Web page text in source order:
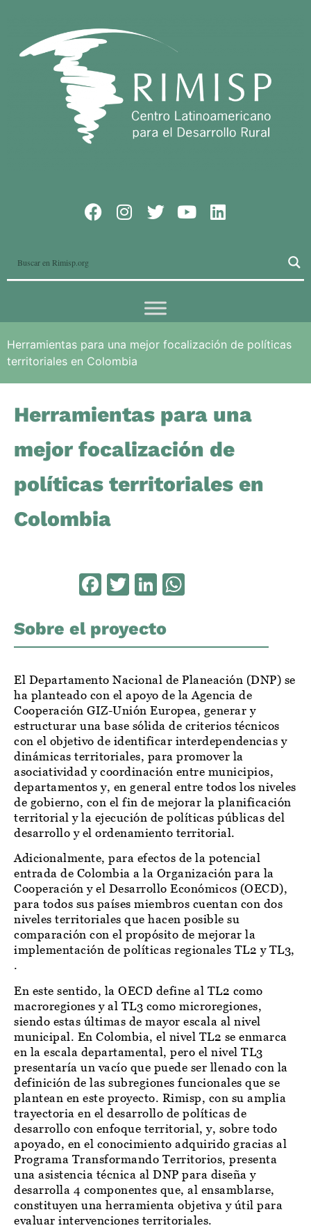
Herramientas para una mejor focalización de políticas
territoriales en Colombia
Herramientas para una
mejor focalización de
políticas territoriales en
Colombia
Facebook
TwitterLinkedIn
Sobre el proyecto
El Departamento Nacional de Planeación (DNP) se
ha planteado con el apoyo de la Agencia de
Cooperación GIZ-Unión Europea, generar y
estructurar una base sólida de criterios técnicos
con el objetivo de identificar interdependencias y
dinámicas territoriales, para promover la
asociatividad y coordinación entre municipios,
departamentos y, en general entre todos los niveles
de gobierno, con el fin de mejorar la planificación
territorial y la ejecución de políticas públicas del
desarrollo y el ordenamiento territorial.
Adicionalmente, para efectos de la potencial
entrada de Colombia a la Organización para la
Cooperación y el Desarrollo Económicos​ (OECD),
para todos sus países miembros cuentan con dos
niveles territoriales que hacen posible su
comparación con el propósito de mejorar la
implementación de políticas regionales TL2 y TL3,
.
En este sentido, la OECD define al TL2 como
macroregiones y al TL3 como microregiones,
siendo estas últimas de mayor escala al nivel
municipal. En Colombia, el nivel TL2 se enmarca
en la escala departamental, pero el nivel TL3
presentaría un vacío que puede ser llenado con la
definición de las subregiones funcionales que se
plantean en este proyecto. Rimisp, con su amplia
trayectoria en el desarrollo de políticas de
desarrollo con enfoque territorial, y, sobre todo
apoyado, en el conocimiento adquirido gracias al
Programa Transformando Territorios, presenta
una asistencia técnica al DNP para diseña y
desarrolla 4 componentes que, al ensamblarse,
constituyen una herramienta objetiva y útil para
evaluar intervenciones territoriales.